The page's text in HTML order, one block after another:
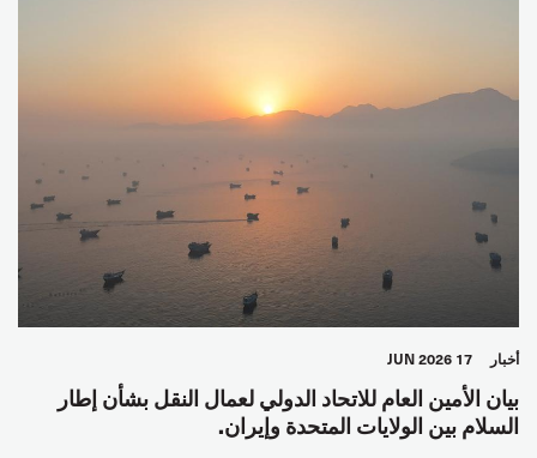
أخبار 17 JUN 2026
بيان الأمين العام للاتحاد الدولي لعمال النقل بشأن إطار
السلام بين الولايات المتحدة وإيران.